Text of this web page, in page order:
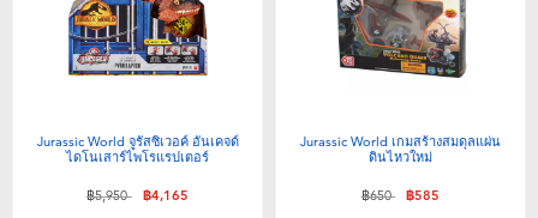
Jurassic World จูรัสซิเวอค์ อันเคจด์
ไดโนเสาร์ไพโรแรปเตอร์
ลดราคาจาก
฿5,950ถึง฿4,165
Jurassic World เกมสร้างสมดุลแผ่น
ดินไหวใหม่
ลดราคาจาก
฿650ถึง฿585